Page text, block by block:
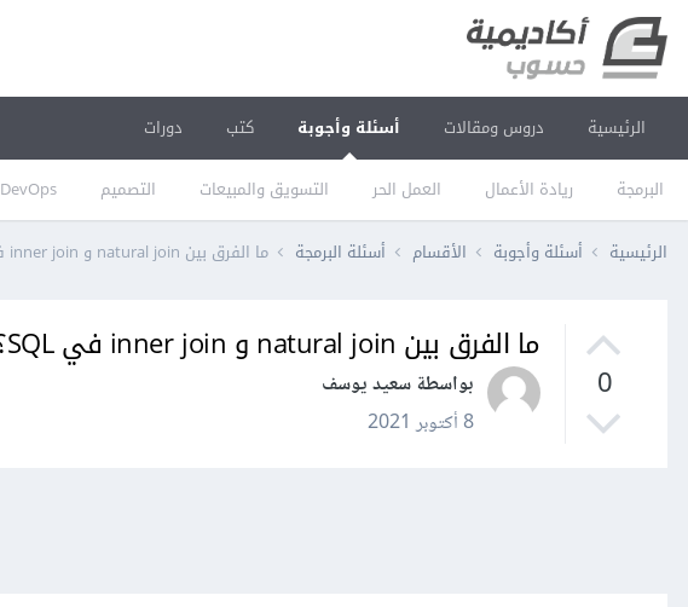
الرئيسية دروس ومقالات أسئلة وأجوبة
البرمجة ريادة الأعمال العمل الحر التسويق والمبيعات التصميم DevOps
كتب دورات
الرئيسية أسئلة وأجوبة الأقسام أسئلة البرمجة ما الفرق بين natural join و inner join في SQL؟
0
ما الفرق بين natural join و inner join في SQL؟
بواسطة سعيد يوسف
8 أكتوبر 2021